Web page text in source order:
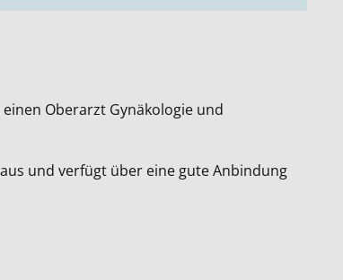
Oberarzt Gynäkologie und
und verfügt über eine gute Anbindung